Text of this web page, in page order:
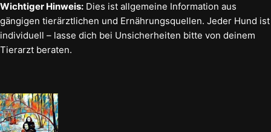
Wichtiger Hinweis: Dies ist allgemeine Information aus
gängigen tierärztlichen und Ernährungsquellen. Jeder Hund ist
individuell – lasse dich bei Unsicherheiten bitte von deinem
Tierarzt beraten.